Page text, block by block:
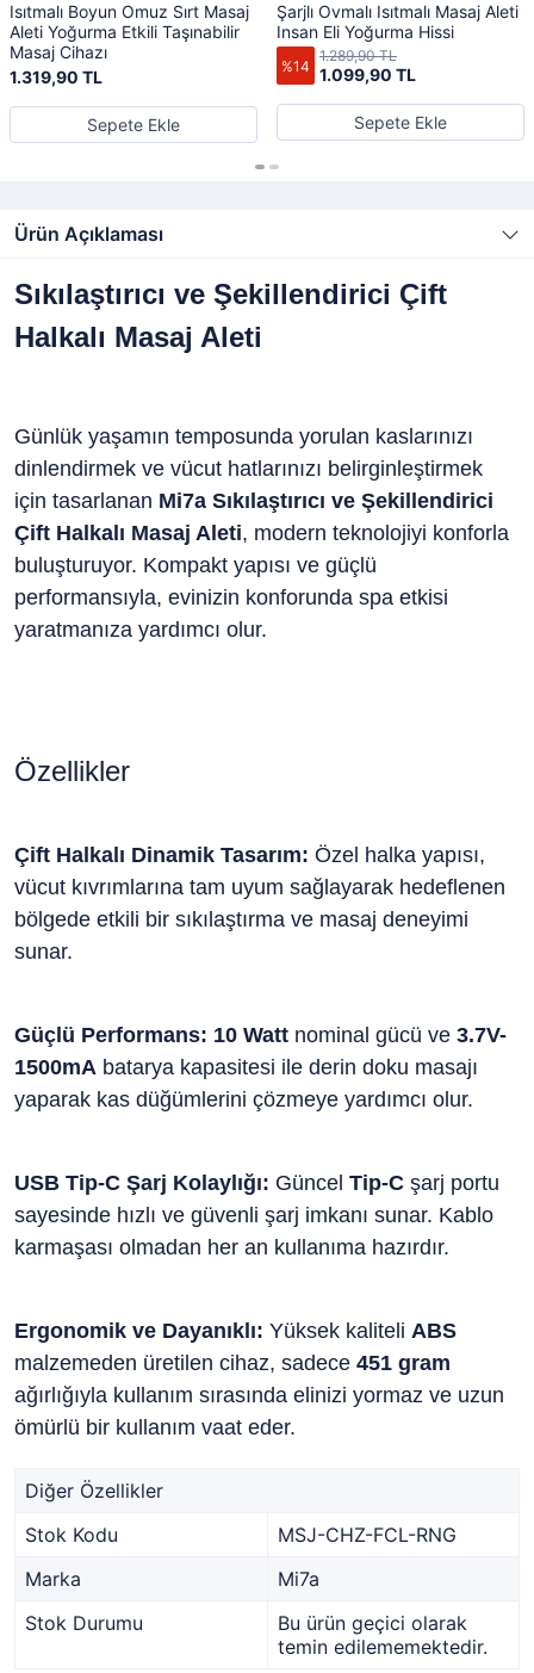
Isıtmalı Boyun Omuz Sırt Masaj
Aleti Yoğurma Etkili Taşınabilir
Masaj Cihazı
1.319,90 TL
Sepete Ekle
Şarjlı Ovmalı Isıtmalı Masaj Aleti
Insan Eli Yoğurma Hissi
%14 1.099,90 TL
1.289,90 TL
Sepete Ekle
Ürün Açıklaması
Sıkılaştırıcı ve Şekillendirici Çift
Halkalı Masaj Aleti
Günlük yaşamın temposunda yorulan kaslarınızı
dinlendirmek ve vücut hatlarınızı belirginleştirmek
için tasarlanan Mi7a Sıkılaştırıcı ve Şekillendirici
Çift Halkalı Masaj Aleti, modern teknolojiyi konforla
buluşturuyor. Kompakt yapısı ve güçlü
performansıyla, evinizin konforunda spa etkisi
yaratmanıza yardımcı olur.
Özellikler
Çift Halkalı Dinamik Tasarım: Özel halka yapısı,
vücut kıvrımlarına tam uyum sağlayarak hedeflenen
bölgede etkili bir sıkılaştırma ve masaj deneyimi
sunar.
Güçlü Performans: 10 Watt nominal gücü ve 3.7V-
1500mA batarya kapasitesi ile derin doku masajı
yaparak kas düğümlerini çözmeye yardımcı olur.
USB Tip-C Şarj Kolaylığı: Güncel Tip-C şarj portu
sayesinde hızlı ve güvenli şarj imkanı sunar. Kablo
karmaşası olmadan her an kullanıma hazırdır.
Ergonomik ve Dayanıklı: Yüksek kaliteli ABS
malzemeden üretilen cihaz, sadece 451 gram
ağırlığıyla kullanım sırasında elinizi yormaz ve uzun
ömürlü bir kullanım vaat eder.
Diğer Özellikler
Stok Kodu
MSJ-CHZ-FCL-RNG
Marka
Mi7a
Stok Durumu
Bu ürün geçici olarak
temin edilememektedir.